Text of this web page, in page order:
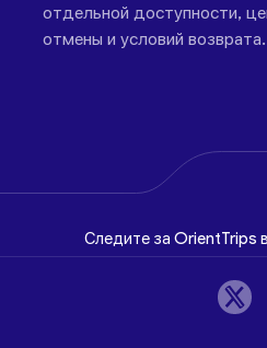
отдельной доступности,
отмены и условий возврата.
Следите за OrientTrips